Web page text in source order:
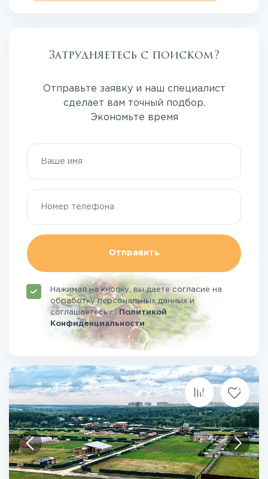
Затрудняетесь с поиском?
Отправьте заявку и наш специалист
сделает вам точный подбор.
Экономьте время
Отправить
Нажимая на кнопку, вы даете согласие на
обработку персональных данных и
соглашаетесьсПолитикой
Конфиденциальности